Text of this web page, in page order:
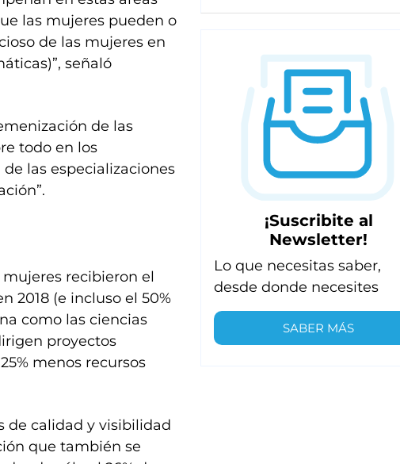
las mujeres pueden o
de las mujeres en
señaló
de las
todo en los
las especializaciones
recibieron el
2018 (e incluso el 50%
como las ciencias
proyectos
menos recursos
de calidad y visibilidad
que también se
¡Suscribite al
Newsletter!
Lo que necesitas saber,
desde donde necesites
SABER MÁS